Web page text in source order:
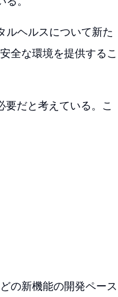
ルヘルスについて新た
全な環境を提供するこ
だと考えている。こ
の新機能の開発ペース